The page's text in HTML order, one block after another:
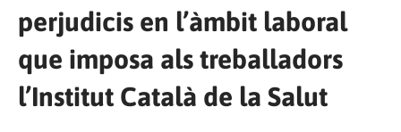
perjudicis en l’àmbit laboral
que imposa als treballadors
l’Institut Català de la Salut